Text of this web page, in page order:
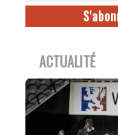
ACTUALITÉ